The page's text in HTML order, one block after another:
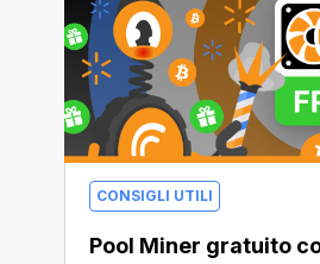
CONSIGLI UTILI
Pool Miner gratuito